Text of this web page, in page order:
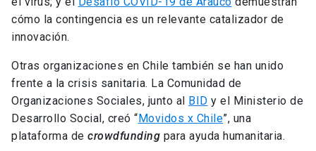
cómo la contingencia es un relevante catalizador de
innovación.
Otras organizaciones en Chile también se han unido
frente a la crisis sanitaria. La Comunidad de
Organizaciones Sociales, junto al BID y el Ministerio de
Desarrollo Social, creó “Movidos x Chile”, una
plataforma de crowdfunding para ayuda humanitaria.